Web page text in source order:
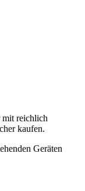
mit reichlich
kaufen.
Geräten